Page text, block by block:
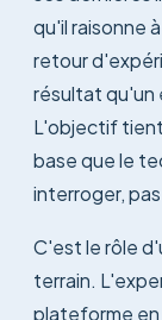
qu'il raisonne
retour
résultat qu'un
L'objectif tient
base que le
interroger,
C'est le rôle
terrain.
plateforme